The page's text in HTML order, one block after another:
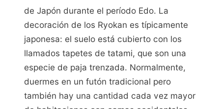
de Japón durante el período Edo. La
decoración de los Ryokan es típicamente
japonesa: el suelo está cubierto con los
llamados tapetes de tatami, que son una
especie de paja trenzada. Normalmente,
duermes en un futón tradicional pero
también hay una cantidad cada vez mayor